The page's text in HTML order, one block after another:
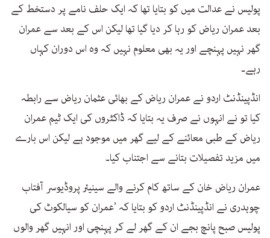
پولیس نے عدالت میں کو بتایا تھا کہ ایک حلف نامے پر دستخط کے
بعد عمران ریاض کو رہا کر دیا گیا تھا لیکن اس کے بعد سے عمران
گھر نہیں پہنچے اور یہ بھی معلوم نہیں کہ وہ اس دوران کہاں
رہے۔
انڈپینڈنٹ اردو نے عمران ریاض کے بھائی عثمان ریاض سے رابطہ
کیا تو نے انہوں نے صرف یہ بتایا کہ ڈاکٹروں کی ایک ٹیم عمران
ریاض کے طبی معائنے کے لیے گھر میں موجود ہے لیکن اس بارے
میں مزید تفصیلات بتانے سے اجتناب کیا۔
عمران ریاض خان کے ساتھ کام کرنے والے سینیئر پروڈیوسر آفتاب
چوہدری نے انڈپینڈنٹ اردو کو بتایا کہ ’عمران کو سیالکوٹ کی
پولیس صبح پانچ بجے ان کے گھر لے کر پہنچی اور انہیں گھر والوں